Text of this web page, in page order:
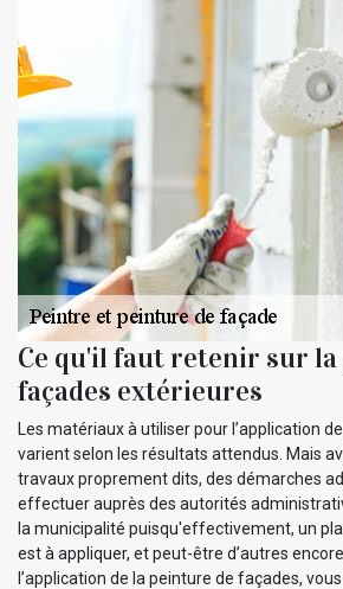
Ce qu'il faut retenir sur
façades extérieures
Les matériaux à utiliser pour l’application
varient selon les résultats attendus. Mais
travaux proprement dits, des démarches
effectuer auprès des autorités
la municipalité puisqu'effectivement, un
est à appliquer, et peut-être d’autres
l’application de la peinture de façades,